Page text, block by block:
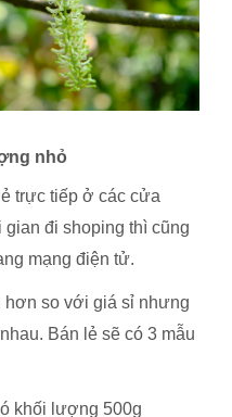
nhỏ
trực tiếp ở các cửa
đi shoping thì cũng
mạng điện tử.
hơn so với giá sỉ nhưng
Bán lẻ sẽ có 3 mẫu
khối lượng 500g